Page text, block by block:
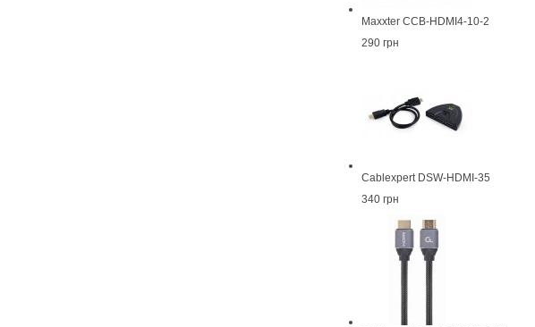
Maxxter CCB-HDMI4-10-2
290 грн
Cablexpert DSW-HDMI-35
340 грн